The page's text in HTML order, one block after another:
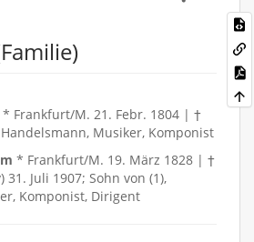
* Frankfurt/M. 21. Febr. 1804 | †
Musiker, Komponist
* Frankfurt/M. 19. März 1828 | †
31. Juli 1907; Sohn von (1),
Komponist, Dirigent